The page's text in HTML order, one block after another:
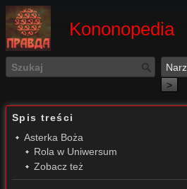
Kononopedia
>
Spis treści
Asterka Boża
Rola w Uniwersum
Zobacz też